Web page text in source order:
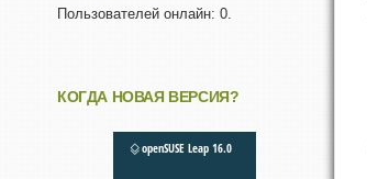
Пользователей онлайн: 0.
КОГДА НОВАЯ ВЕРСИЯ?